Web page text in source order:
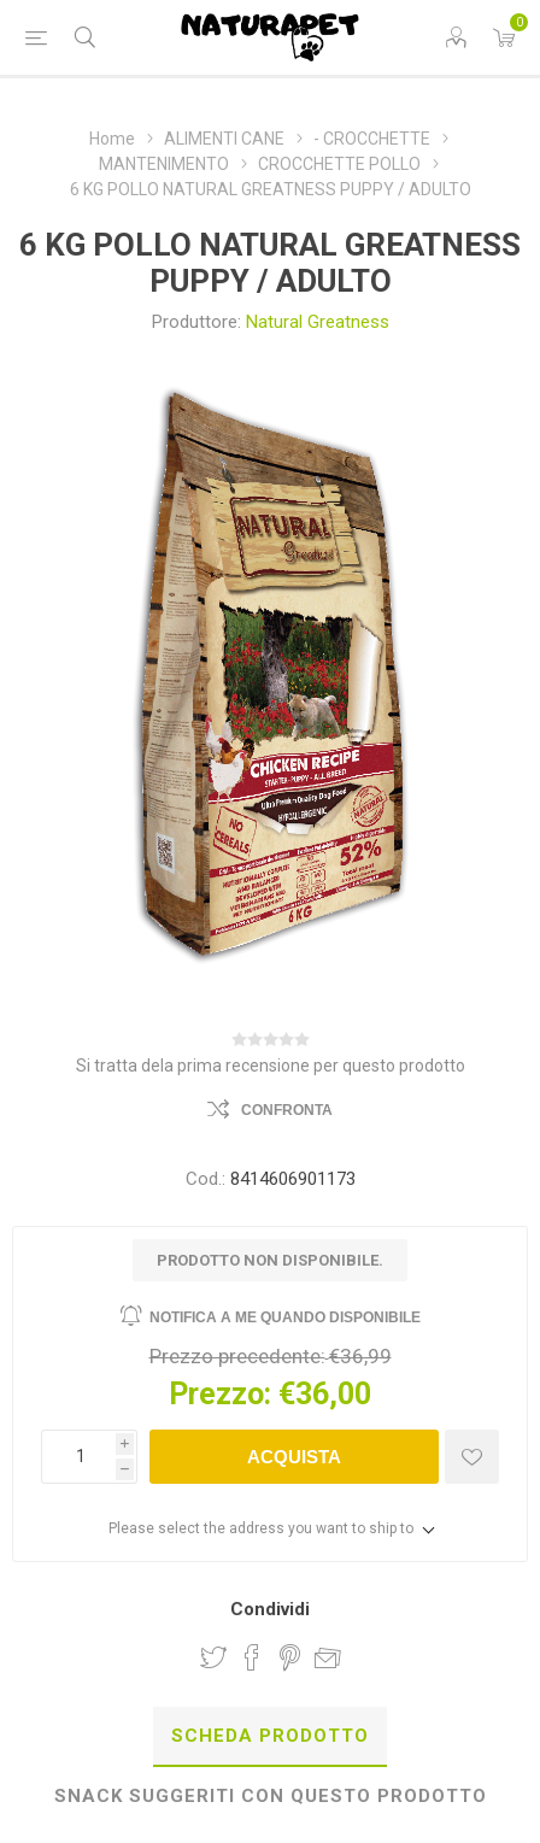
0
Home ALIMENTI CANE
- CROCCHETTE
MANTENIMENTO
CROCCHETTE POLLO
6 KG POLLO NATURAL GREATNESS PUPPY / ADULTO
6 KG POLLO NATURAL GREATNESS
PUPPY / ADULTO
Produttore: Natural Greatness
Si tratta dela prima recensione per questo prodotto
CONFRONTA
Cod.: 8414606901173
PRODOTTO NON DISPONIBILE.
NOTIFICA A ME QUANDO DISPONIBILE
Prezzo precedente:€36,99
Prezzo: €36,00
i
h
ACQUISTA
Please select the address you want to ship to
Condividi
SCHEDA PRODOTTO
SNACK SUGGERITI CON QUESTO PRODOTTO